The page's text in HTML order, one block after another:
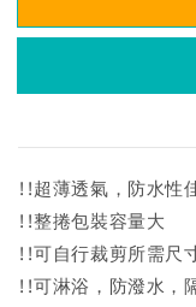
!!超薄透氣，防水性
!!整捲包裝容量大
!!可自行裁剪所需尺
!!可淋浴，防潑水，